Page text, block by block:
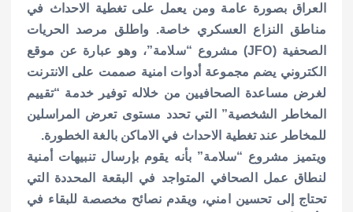
العراق بصورة عامة ومن يعمل على تغطية الاحداث في
مناطق النزاع العسكري خاصة. واطلق مرصد الحريات
الصحفية (JFO) مشروع “سلامة”، وهو عبارة عن موقع
الكتروني يضم مجموعة أدوات امنية صممت على الانترنت
لغرض مساعدة الصحافيين من خلاله توفير خدمة “تقييم
المخاطر الشخصية” التي تحدد مستوى تعرض المراسلين
للمخاطر عند تغطية الاحداث في الاماكن بالغة الخطورة.
ويتميز مشروع “سلامة” بأنه يقوم بإرسال تنبيهات أمنية
لنطاق عمل الصحافي المتواجد في البقعة المحددة التي
تحتاج إلى تحسين امني، ويقدم نصائح مخصصة للبقاء في